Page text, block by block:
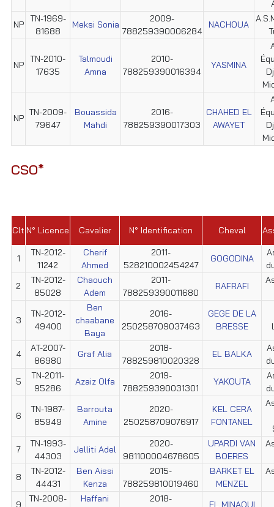
NP
TN-1969-
81688
Meksi Sonia
2009-
788259390006284
NACHOUA
NP
TN-2010-
17635
Talmoudi
Amna
2010-
788259390016394
YASMINA
NP
TN-2009-
79647
Bouassida
Mahdi
2016-
788259390017303
CHAHED EL
AWAYET
CSO*
Clt N° Licence Cavalier N° Identification Cheval
1
TN-2012-
11242
Cherif
Ahmed
2011-
528210002454247
GOGODINA
2
TN-2012-
85028
Chaouch
Adem
2011-
788259390011680
RAFRAFI
3
TN-2012-
49400
Ben
chaabane
Baya
2016-
250258709037463
GEGE DE LA
BRESSE
4
AT-2007-
86980
Graf Alia
2018-
788259810020328
EL BALKA
5
TN-2011-
95286
Azaiz Olfa
2019-
788259390031301
YAKOUTA
6
TN-1987-
85949
Barrouta
Amine
2020-
250258709076917
KEL CERA
FONTANEL
7
TN-1993-
44303
Jelliti Adel
2020-
981100004678605
UPARDI VAN
BOERES
8
TN-2012-
44431
Ben Aissi
Kenza
2015-
788259810019460
BARKET EL
MENZEL
9
TN-2008-
Haffani
2018-
EL MINAOUI